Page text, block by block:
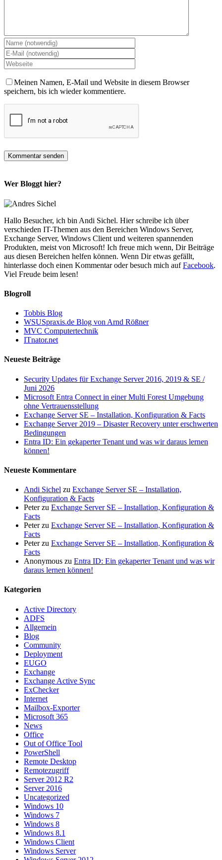
Meinen Namen, E-Mail und Website in diesem Browser
speichern, bis ich wieder kommentiere.
Wer Bloggt hier?
Hallo Besucher, ich bin Andi Sichel. Hier schreibe ich über
verschieden IT-Themen aus den Bereichen Windows Server,
Exchange Server, Windows Client und weiteren spannenden
Produkten, meist von Microsoft! Ich freue mich wenn, Dir Beiträge
aus diesen Bereichen helfen können. Wenn Dir etwas gefällt,
hinterlasse doch einen Kommentar oder besuch mich aufFacebook.
Viel Freude beim lesen!
Blogroll
Tobbis Blog
WSUSpraxis.de Blog von Arnd Rößner
MVC Computertechnik
ITnator.net
Neueste Beiträge
Security Updates für Exchange Server 2016, 2019 & SE /
Juni 2026
Microsoft Entra Connect in einer Multi Forest Umgebung
ohne Vertrauensstellung
Exchange Server SE – Installation, Konfiguration & Facts
Exchange Server 2019 – Disaster Recovery unter erschwerten
Bedingungen
Entra ID: Ein gekaperter Tenant und was wir daraus lernen
können!
Neueste Kommentare
Andi Sichel zu Exchange Server SE – Installation,
Konfiguration & Facts
Peterzu Exchange Server SE – Installation, Konfiguration &
Facts
Peterzu Exchange Server SE – Installation, Konfiguration &
Facts
Peterzu Exchange Server SE – Installation, Konfiguration &
Facts
Anonymous zu Entra ID: Ein gekaperter Tenant und was wir
daraus lernen können!
Kategorien
Active Directory
ADFS
Allgemein
Blog
Community
Deployment
EUGO
Exchange
Exchange Active Sync
ExChecker
Internet
Mailbox-Exporter
Microsoft 365
News
Office
Out of Office Tool
PowerShell
Remote Desktop
Remotezugriff
Server 2012 R2
Server 2016
Uncategorized
Windows 10
Windows 7
Windows 8
Windows 8.1
Windows Client
Windows Server